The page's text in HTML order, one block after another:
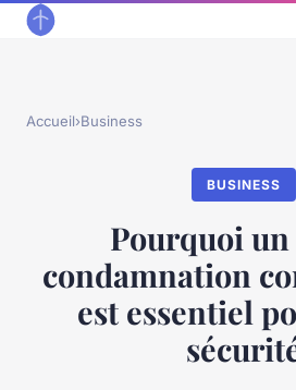
Accueil›Business
BUSINESS
Pourquoi
condamnation
est essentiel